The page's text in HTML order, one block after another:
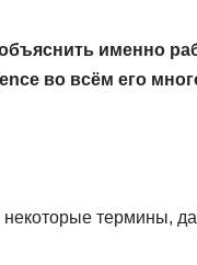
именно
во всём его
некоторые термины,